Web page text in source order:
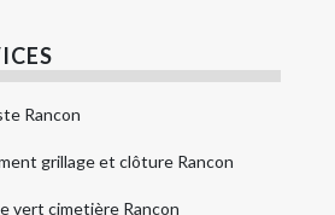
Rancon
grillage et clôture Rancon
vert cimetière Rancon